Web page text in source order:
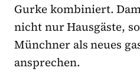
Gurke kombiniert.
nicht nur Hausgäste,
Münchner als neues
ansprechen.